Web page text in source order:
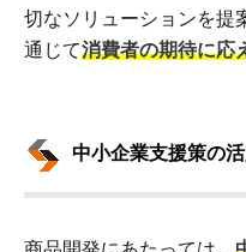
切なソリューションを提
通じて消費者の期待に応
中小企業支援策の活